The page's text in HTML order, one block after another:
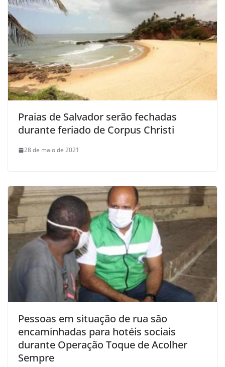
Praias de Salvador serão fechadas
durante feriado de Corpus Christi
28 de maio de 2021
Pessoas em situação de rua são
encaminhadas para hotéis sociais
durante Operação Toque de Acolher
Sempre